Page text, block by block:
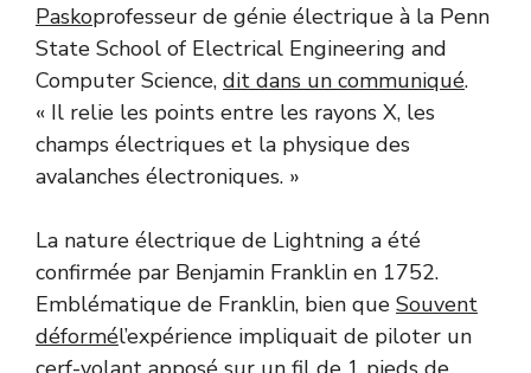
Paskoprofesseur de génie électrique à la Penn
State School of Electrical Engineering and
Computer Science, dit dans un communiqué.
« Il relie les points entre les rayons X, les
champs électriques et la physique des
avalanches électroniques. »
La nature électrique de Lightning a été
confirmée par Benjamin Franklin en 1752.
Emblématique de Franklin, bien que Souvent
déformél’expérience impliquait de piloter un